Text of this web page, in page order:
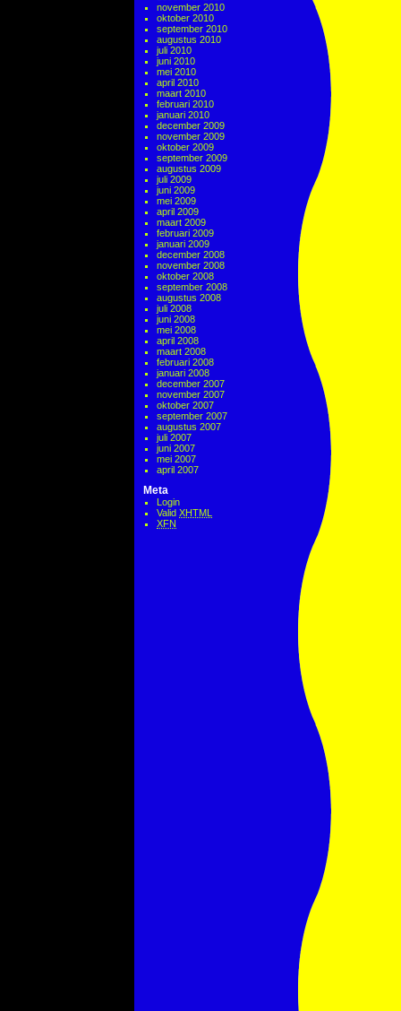
november 2010
oktober 2010
september 2010
augustus 2010
juli 2010
juni 2010
mei 2010
april 2010
maart 2010
februari 2010
januari 2010
december 2009
november 2009
oktober 2009
september 2009
augustus 2009
juli 2009
juni 2009
mei 2009
april 2009
maart 2009
februari 2009
januari 2009
december 2008
november 2008
oktober 2008
september 2008
augustus 2008
juli 2008
juni 2008
mei 2008
april 2008
maart 2008
februari 2008
januari 2008
december 2007
november 2007
oktober 2007
september 2007
augustus 2007
juli 2007
juni 2007
mei 2007
april 2007
Meta
Login
Valid XHTML
XFN